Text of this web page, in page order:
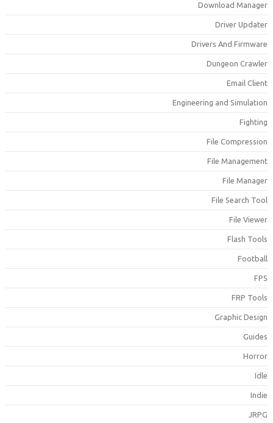
Download
Driver
Drivers And
Dungeon
Email
Engineering and
File
File
File
File Search
File
Flash
FRP
Graphic